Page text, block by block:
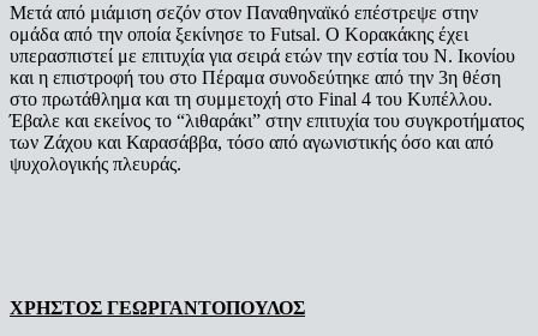
Μετά από μιάμιση σεζόν στον Παναθηναϊκό επέστρεψε στην
ομάδα από την οποία ξεκίνησε το Futsal. Ο Κορακάκης έχει
υπερασπιστεί με επιτυχία για σειρά ετών την εστία του Ν. Ικονίου
και η επιστροφή του στο Πέραμα συνοδεύτηκε από την 3η θέση
στο πρωτάθλημα και τη συμμετοχή στο Final 4 του Κυπέλλου.
Έβαλε και εκείνος το “λιθαράκι” στην επιτυχία του συγκροτήματος
των Ζάχου και Καρασάββα, τόσο από αγωνιστικής όσο και από
ψυχολογικής πλευράς.
ΧΡΗΣΤΟΣ ΓΕΩΡΓΑΝΤΟΠΟΥΛΟΣ